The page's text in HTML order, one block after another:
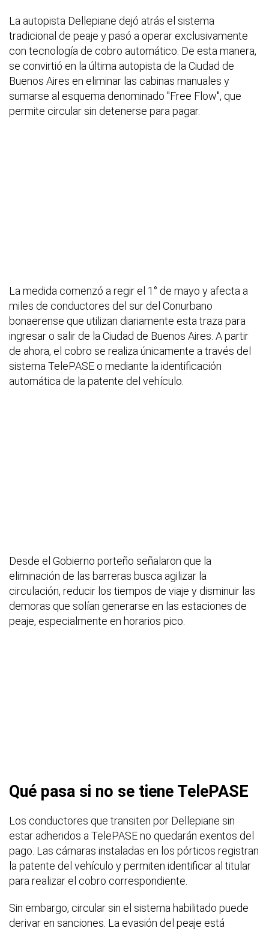
La autopista Dellepiane dejó atrás el sistema
tradicional de peaje y pasó a operar exclusivamente
con tecnología de cobro automático. De esta manera,
se convirtió en la última autopista de la Ciudad de
Buenos Aires en eliminar las cabinas manuales y
sumarse al esquema denominado "Free Flow", que
permite circular sin detenerse para pagar.
La medida comenzó a regir el 1° de mayo y afecta a
miles de conductores del sur del Conurbano
bonaerense que utilizan diariamente esta traza para
ingresar o salir de la Ciudad de Buenos Aires. A partir
de ahora, el cobro se realiza únicamente a través del
sistema TelePASE o mediante la identificación
automática de la patente del vehículo.
Desde el Gobierno porteño señalaron que la
eliminación de las barreras busca agilizar la
circulación, reducir los tiempos de viaje y disminuir las
demoras que solían generarse en las estaciones de
peaje, especialmente en horarios pico.
Qué pasa si no se tiene TelePASE
Los conductores que transiten por Dellepiane sin
estar adheridos a TelePASE no quedarán exentos del
pago. Las cámaras instaladas en los pórticos registran
la patente del vehículo y permiten identificar al titular
para realizar el cobro correspondiente.
Sin embargo, circular sin el sistema habilitado puede
derivar en sanciones. La evasión del peaje está